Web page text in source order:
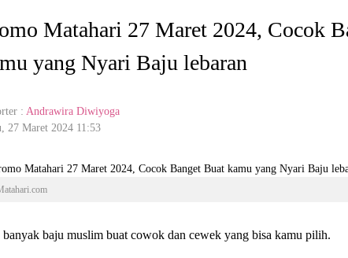
Matahari 27 Maret 2024, Cocok
yang Nyari Baju lebaran
: Andrawira Diwiyoga
27 Maret 2024 11:53
banyak baju muslim buat cowok dan cewek yang bisa kamu pilih.